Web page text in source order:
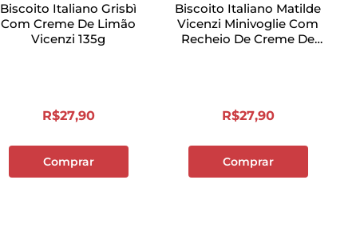
Biscoito Italiano Grisbì
Com Creme De Limão
Vicenzi 135g
R$27,90
Comprar
Biscoito Italiano Matilde
Vicenzi Minivoglie Com
Recheio De Creme De
R$27,90
Comprar